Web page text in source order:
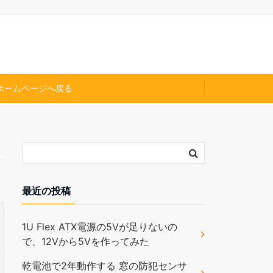
ームページへ戻る
最近の投稿
1U Flex ATX電源の5Vが足りないの
で、12Vから5Vを作ってみた
乾電池で2年動作する 窓の防犯センサ